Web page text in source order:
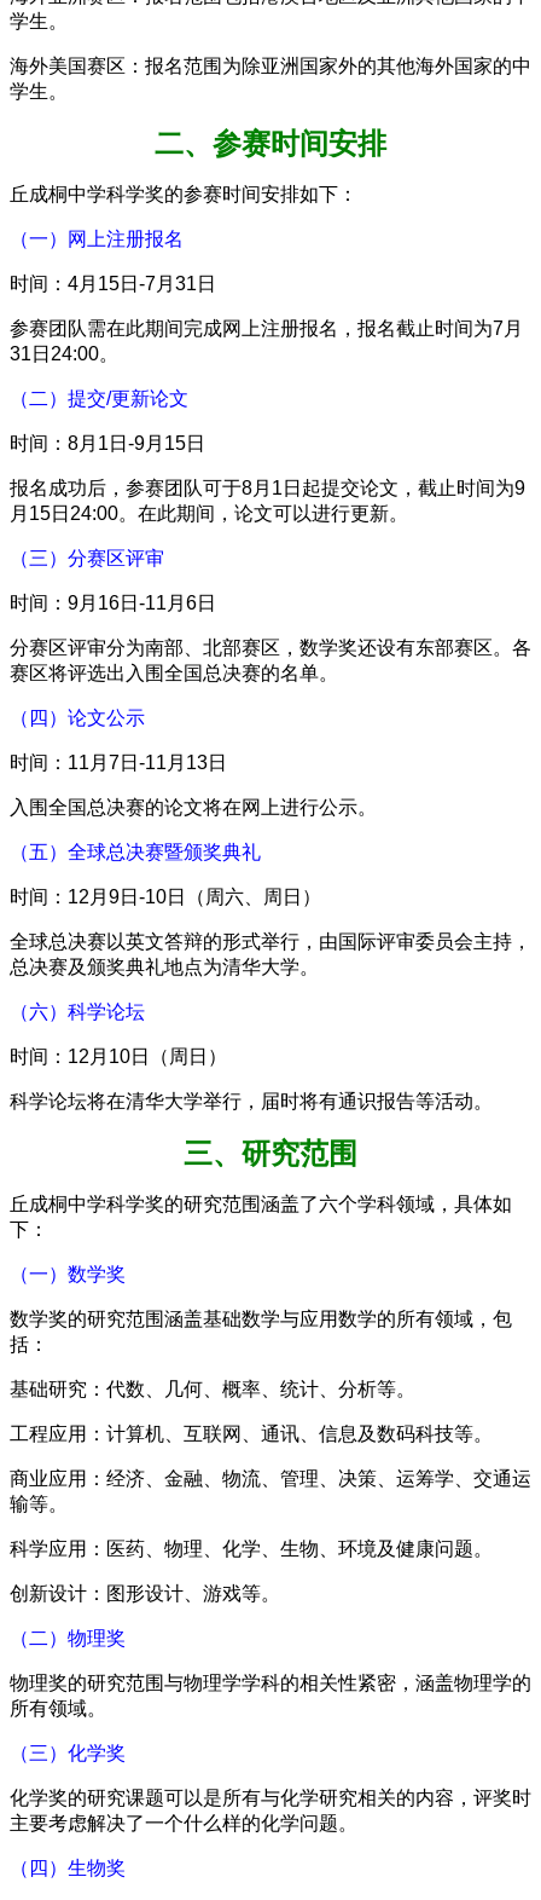
学生。
海外美国赛区：报名范围为除亚洲国家外的其他海外国家的中
学生。
二、参赛时间安排
丘成桐中学科学奖的参赛时间安排如下：
（一）网上注册报名
时间：4月15日-7月31日
参赛团队需在此期间完成网上注册报名，报名截止时间为7月
31日24:00。
（二）提交/更新论文
时间：8月1日-9月15日
报名成功后，参赛团队可于8月1日起提交论文，截止时间为9
月15日24:00。在此期间，论文可以进行更新。
（三）分赛区评审
时间：9月16日-11月6日
分赛区评审分为南部、北部赛区，数学奖还设有东部赛区。各
赛区将评选出入围全国总决赛的名单。
（四）论文公示
时间：11月7日-11月13日
入围全国总决赛的论文将在网上进行公示。
（五）全球总决赛暨颁奖典礼
时间：12月9日-10日（周六、周日）
全球总决赛以英文答辩的形式举行，由国际评审委员会主持，
总决赛及颁奖典礼地点为清华大学。
（六）科学论坛
时间：12月10日（周日）
科学论坛将在清华大学举行，届时将有通识报告等活动。
三、研究范围
丘成桐中学科学奖的研究范围涵盖了六个学科领域，具体如
下：
（一）数学奖
数学奖的研究范围涵盖基础数学与应用数学的所有领域，包
括：
基础研究：代数、几何、概率、统计、分析等。
工程应用：计算机、互联网、通讯、信息及数码科技等。
商业应用：经济、金融、物流、管理、决策、运筹学、交通运
输等。
科学应用：医药、物理、化学、生物、环境及健康问题。
创新设计：图形设计、游戏等。
（二）物理奖
物理奖的研究范围与物理学学科的相关性紧密，涵盖物理学的
所有领域。
（三）化学奖
化学奖的研究课题可以是所有与化学研究相关的内容，评奖时
主要考虑解决了一个什么样的化学问题。
（四）生物奖